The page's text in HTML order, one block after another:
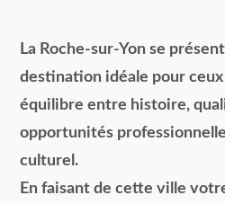
La Roche-sur-Yon se
destination idéale pour
équilibre entre histoire,
opportunités
culturel.
En faisant de cette ville